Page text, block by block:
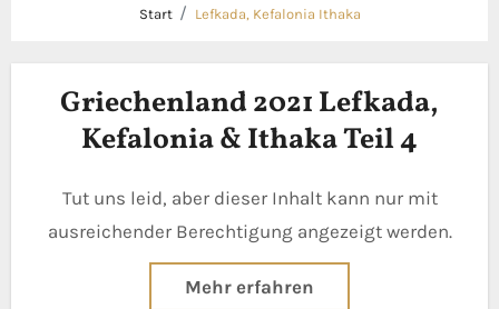
Start Lefkada, Kefalonia Ithaka
Griechenland 2021 Lefkada,
Kefalonia & Ithaka Teil 4
Tut uns leid, aber dieser Inhalt kann nur mit
ausreichender Berechtigung angezeigt werden.
Mehr erfahren